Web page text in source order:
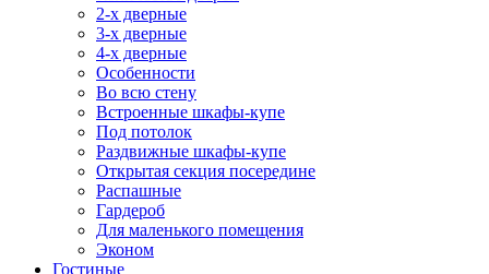
2-х дверные
3-х дверные
4-х дверные
Особенности
Во всю стену
Встроенные шкафы-купе
Под потолок
Раздвижные шкафы-купе
Открытая секция посередине
Распашные
Гардероб
Для маленького помещения
Эконом
Гостиные